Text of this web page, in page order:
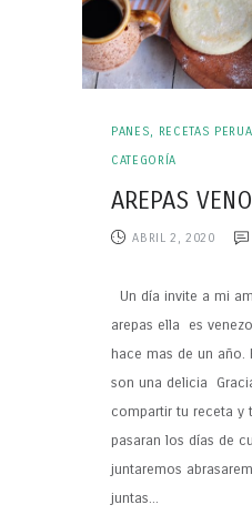
PANES, RECETAS
CATEGORÍA
AREPAS
ABRIL 2, 2020
Un día invite a mi
arepas ella es
hace mas de un año.
son una delicia
compartir tu receta y
pasaran los días de
juntaremos
juntas...